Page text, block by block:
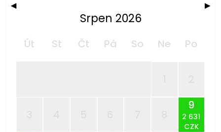
◀ ▶
Srpen 2026
Út St Čt Pá So Ne Po
9
2 631
CZK